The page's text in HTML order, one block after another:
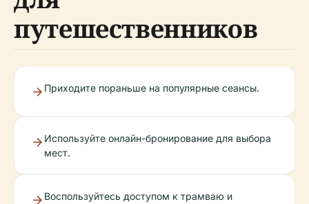
путешественников
Приходите пораньше на популярные сеансы.
Используйте онлайн-бронирование для выбора
мест.
Воспользуйтесь доступом к трамваю и